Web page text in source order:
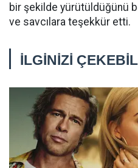
bir şekilde yürütüldüğünü
ve savcılara teşekkür etti.